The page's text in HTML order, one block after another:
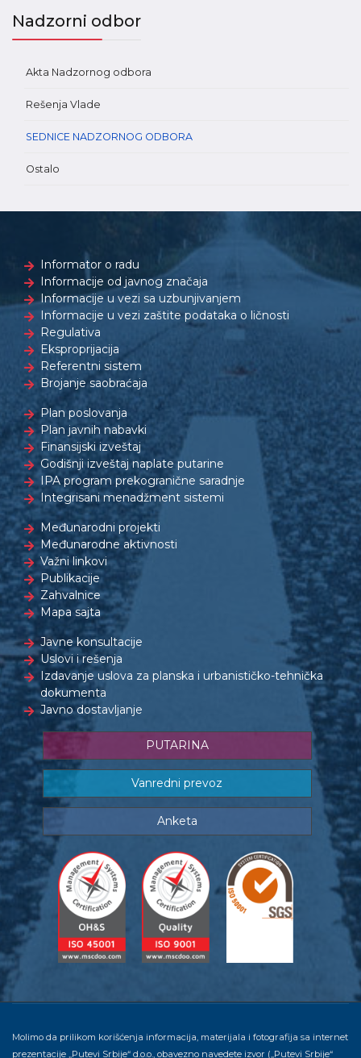
Nadzorni odbor
Akta Nadzornog odbora
Rešenja Vlade
SEDNICE NADZORNOG ODBORA
Ostalo
Informator o radu
Informacije od javnog značaja
Informacije u vezi sa uzbunjivanjem
Informacije u vezi zaštite podataka o ličnosti
Regulativa
Eksproprijacija
Referentni sistem
Brojanje saobraćaja
Plan poslovanja
Plan javnih nabavki
Finansijski izveštaj
Godišnji izveštaj naplate putarine
IPA program prekogranične saradnje
Integrisani menadžment sistemi
Međunarodni projekti
Međunarodne aktivnosti
Važni linkovi
Publikacije
Zahvalnice
Mapa sajta
Javne konsultacije
Uslovi i rešenja
Izdavanje uslova za planska i urbanističko-tehnička
dokumenta
Javno dostavljanje
PUTARINA
Vanredni prevoz
Anketa
Molimo da prilikom korišćenja informacija, materijala i fotografija sa internet
prezentacije „Putevi Srbije“ d.o.o., obavezno navedete izvor („Putevi Srbije“